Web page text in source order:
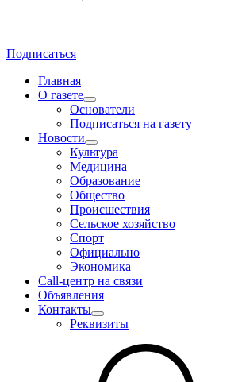
Подписаться
Главная
О газете
Основатели
Подписаться на газету
Новости
Культура
Медицина
Образование
Общество
Происшествия
Сельское хозяйство
Спорт
Официально
Экономика
Call-центр на связи
Объявления
Контакты
Реквизиты